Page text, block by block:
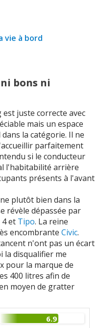
vie à bord
bons ni
juste correcte avec
mais un espace
la catégorie. Il ne
parfaitement
si le conducteur
l'habitabilité arrière
présents à l'avant
plutôt bien dans la
révèle dépassée par
4 et Tipo. La reine
encombrante Civic.
n'ont pas un écart
la disqualifier me
pour la marque de
400 litres afin de
moyen de gratter
6.9